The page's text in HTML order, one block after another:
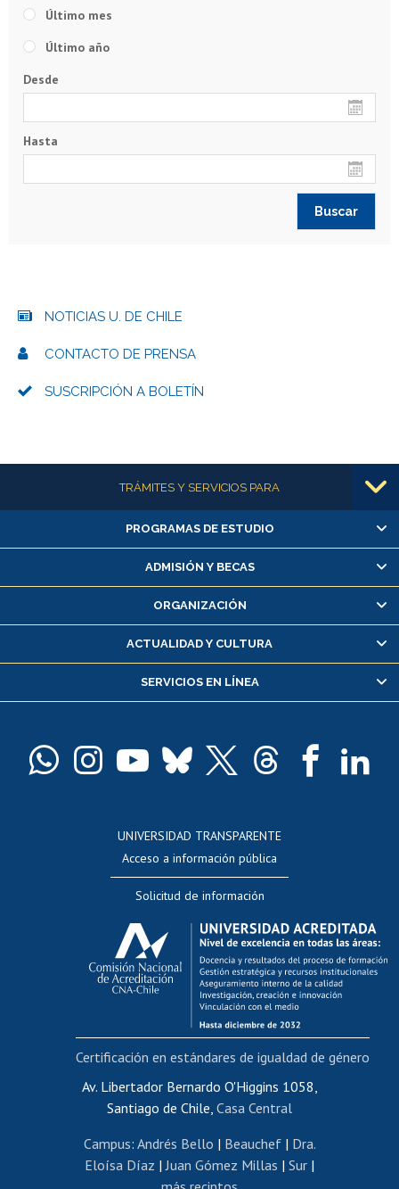
Último mes
Último año
Desde
Hasta
NOTICIAS U. DE CHILE
CONTACTO DE PRENSA
SUSCRIPCIÓN A BOLETÍN
Más informaciónTRÁMITES Y SERVICIOS PARA
Alumnas/os y exalumnas/os
Matrícula en línea
Inscripción y cambio de asignaturas
Consulta y certificado de notas
Servicio médico y dental
Pago de arancel y crédito alumnos
Docentes
Evaluación docente
Calificación académica
Postulación al AUCAI
Funcionarias/os
Cursos internos de capacitación
Bienestar del personal
Portal de movilidad interna
Certificado de renta
Certificado de renta honorarios
Editar páginas blancas
PROGRAMAS DE ESTUDIO
ADMISIÓN Y BECAS
ORGANIZACIÓN
ACTUALIDAD Y CULTURA
SERVICIOS EN LÍNEA
UNIVERSIDAD TRANSPARENTE
Acceso a información pública
Solicitud de información
Av. Libertador Bernardo O'Higgins 1058,
Santiago de Chile, Casa Central
Campus: Andrés Bello | Beauchef| Dra.
Eloísa Díaz |Juan Gómez Millas | Sur |
Certificación en estándares de igualdad de género